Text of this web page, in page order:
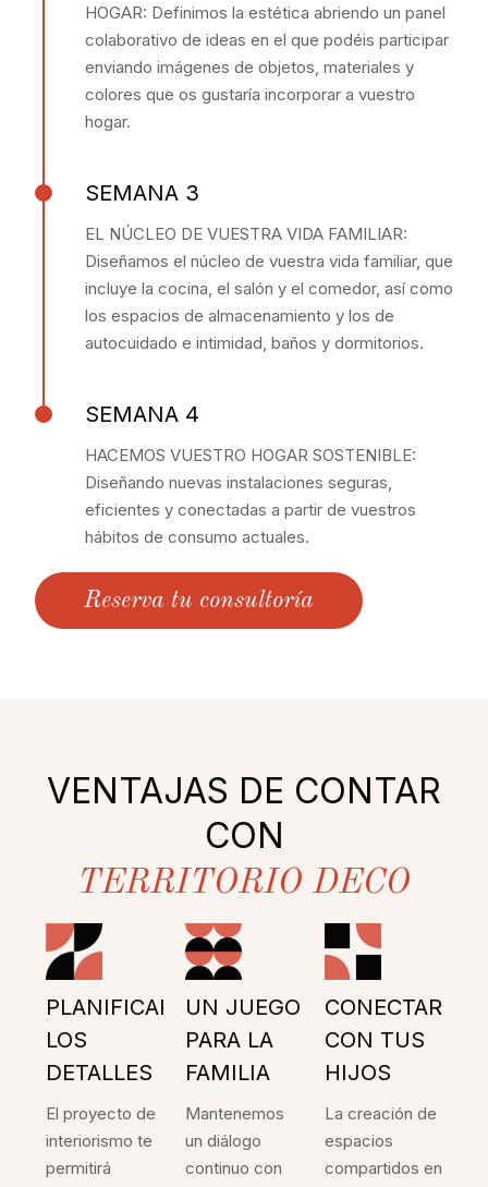
HOGAR: Definimos la estética abriendo un panel
colaborativo de ideas en el que podéis participar
enviando imágenes de objetos, materiales y
colores que os gustaría incorporar a vuestro
hogar.
SEMANA 3
EL NÚCLEO DE VUESTRA VIDA FAMILIAR:
Diseñamos el núcleo de vuestra vida familiar, que
incluye la cocina, el salón y el comedor, así como
los espacios de almacenamiento y los de
autocuidado e intimidad, baños y dormitorios.
SEMANA 4
HACEMOS VUESTRO HOGAR SOSTENIBLE:
Diseñando nuevas instalaciones seguras,
eficientes y conectadas a partir de vuestros
hábitos de consumo actuales.
Reserva tu consultoría
VENTAJAS DE CONTAR
CON
TERRITORIO DECO
PLANIFICAR
LOS
DETALLES
El proyecto de
interiorismo te
permitirá
UN JUEGO
PARA LA
FAMILIA
Mantenemos
un diálogo
continuo con
CONECTAR
CON TUS
HIJOS
La creación de
espacios
compartidos en